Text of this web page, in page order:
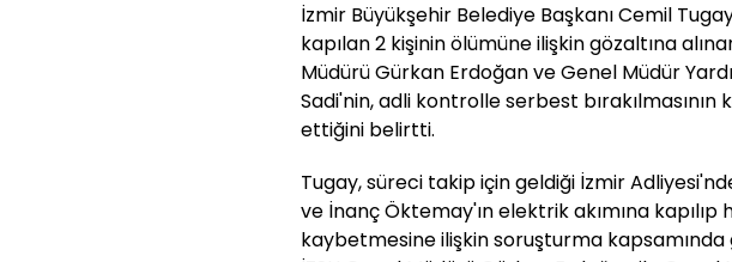
İzmir Büyükşehir Belediye Başkanı Cemil
kapılan 2 kişinin ölümüne ilişkin gözaltına
Müdürü Gürkan Erdoğan ve Genel Müdür
Sadi'nin, adli kontrolle serbest bırakılmasının
ettiğini belirtti.
Tugay, süreci takip için geldiği İzmir
ve İnanç Öktemay'ın elektrik akımına kapılıp
kaybetmesine ilişkin soruşturma kapsamında